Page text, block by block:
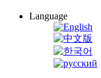
Language